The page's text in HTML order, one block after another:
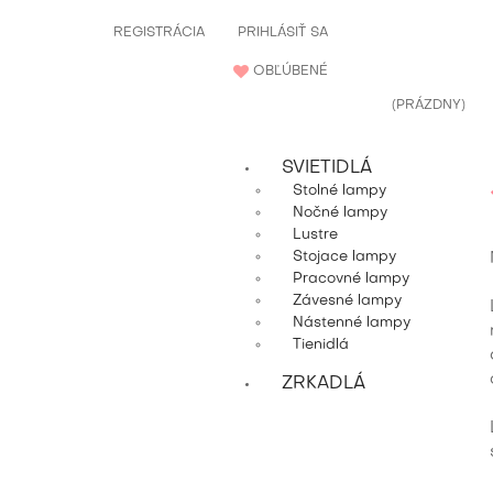
PRIHLÁSIŤ SA
REGISTRÁCIA
OBĽÚBENÉ
(PRÁZDNY)
SVIETIDLÁ
Stolné lampy
Nočné lampy
Lustre
Stojace lampy
Pracovné lampy
Závesné lampy
Nástenné lampy
Tienidlá
ZRKADLÁ